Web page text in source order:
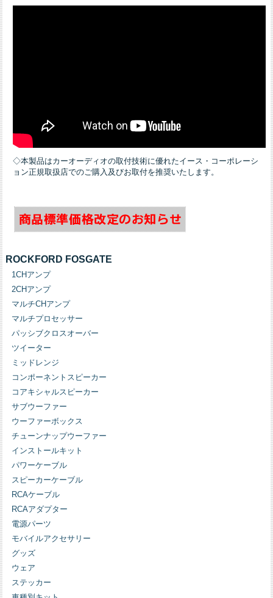
◇本製品はカーオーディオの取付技術に優れたイース・コーポレーシ
ョン正規取扱店でのご購入及びお取付を推奨いたします。
ROCKFORD FOSGATE
1CHアンプ
2CHアンプ
マルチCHアンプ
マルチプロセッサー
パッシブクロスオーバー
ツイーター
ミッドレンジ
コンポーネントスピーカー
コアキシャルスピーカー
サブウーファー
ウーファーボックス
チューンナップウーファー
インストールキット
パワーケーブル
スピーカーケーブル
RCAケーブル
RCAアダプター
電源パーツ
モバイルアクセサリー
グッズ
ウェア
ステッカー